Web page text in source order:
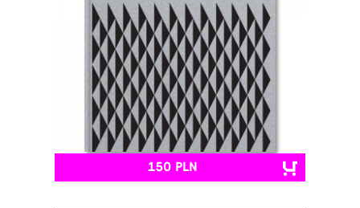
150 PLN